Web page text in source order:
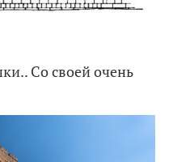
Со своей очень